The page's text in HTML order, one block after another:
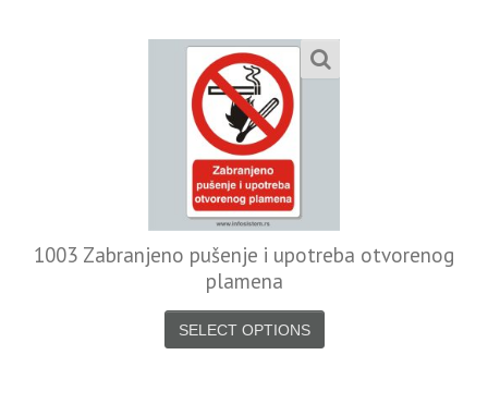
1003 Zabranjeno pušenje i upotreba otvorenog
plamena
SELECT OPTIONS